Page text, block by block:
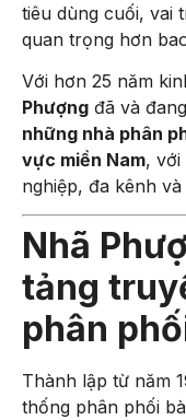
tiêu dùng cuối, vai
quan trọng hơn
Với hơn 25 năm
Phượng đã và
những nhà phân
vực miền Nam, với
nghiệp, đa kênh
Nhã
tảng
phân
Thành lập từ năm
thống phân phối